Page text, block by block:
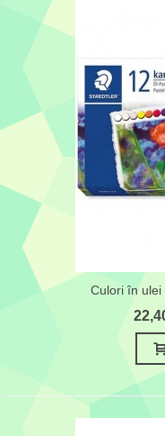
Culori în ulei